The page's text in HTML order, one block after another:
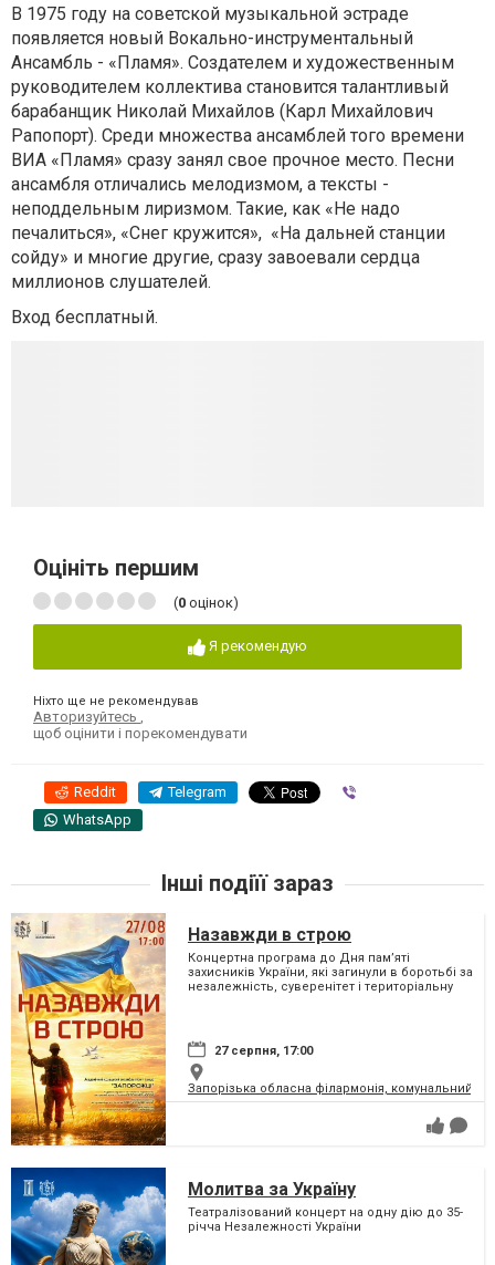
В 1975 году на советской музыкальной эстраде
появляется новый Вокально-инструментальный
Ансамбль - «Пламя». Создателем и художественным
руководителем коллектива становится талантливый
барабанщик Николай Михайлов (Карл Михайлович
Рапопорт). Среди множества ансамблей того времени
ВИА «Пламя» сразу занял свое прочное место. Песни
ансамбля отличались мелодизмом, а тексты -
неподдельным лиризмом. Такие, как «Не надо
печалиться», «Снег кружится», «На дальней станции
сойду» и многие другие, сразу завоевали сердца
миллионов слушателей.
Вход бесплатный.
Оцініть першим
(0 оцінок)
Я рекомендую
Ніхто ще не рекомендував
Авторизуйтесь
щоб оцінити і порекомендувати
Reddit Telegram
WhatsApp
Інші подіїї зараз
Назавжди в строю
Концертна програма до Дня пам’яті
захисників України, які загинули в боротьбі за
незалежність, суверенітет і територіальну
27 серпня, 17:00
Запорізька обласна філармонія, комунальний
Молитва за Україну
Театралізований концерт на одну дію до 35-
річча Незалежності України